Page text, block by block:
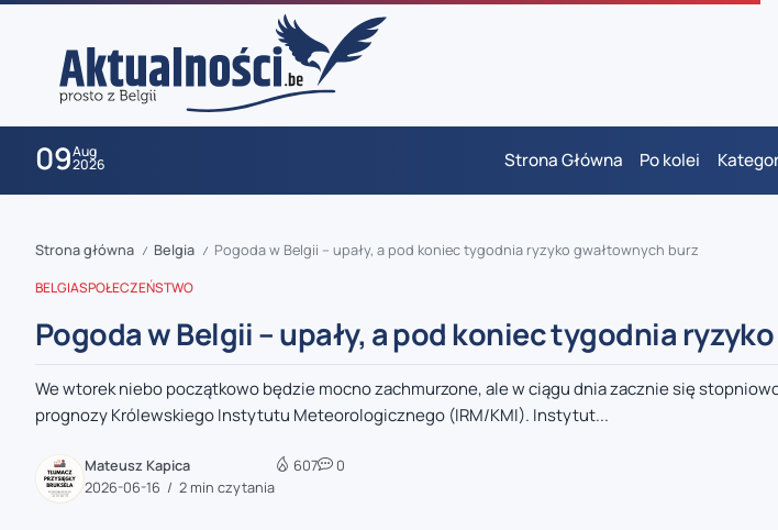
09Aug
2026 Strona Główna Po kolei
zaobserwuj nas
zaobserwuj nas
Strona główna / Belgia / Pogoda w Belgii – upały, a pod koniec tygodnia ryzyko gwałtownych burz
BELGIASPOŁECZEŃSTWO
Pogoda w Belgii – upały, a pod koniec tygodnia
We wtorek niebo początkowo będzie mocno zachmurzone, ale w ciągu dnia zacznie się
prognozy Królewskiego Instytutu Meteorologicznego (IRM/KMI). Instytut...
Mateusz Kapica
2026-06-16
2 min czytania
607 0